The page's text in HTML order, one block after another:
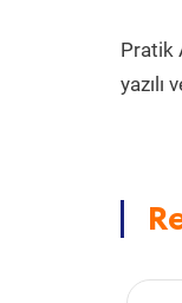
Pratik
yazılı